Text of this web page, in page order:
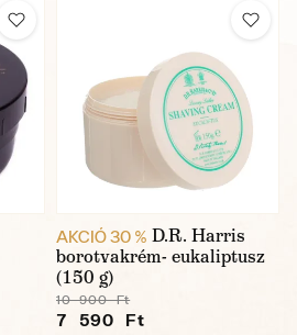
AKCIÓ 30 % D.R. Harris
borotvakrém- eukaliptusz
(150 g)
10 900 Ft
7 590 Ft